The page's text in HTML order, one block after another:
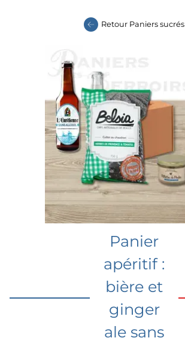
Retour Paniers sucrés
Panier
apéritif :
bière et
ginger
ale sans